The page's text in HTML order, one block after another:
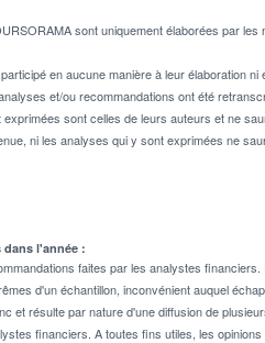
sont uniquement élaborées par les
en aucune manière à leur élaboration
et/ou recommandations ont été
sont celles de leurs auteurs et ne
ni les analyses qui y sont exprimées ne
l'année :
faites par les analystes
d'un échantillon, inconvénient auquel
résulte par nature d'une diffusion de
financiers. A toutes fins utiles, les